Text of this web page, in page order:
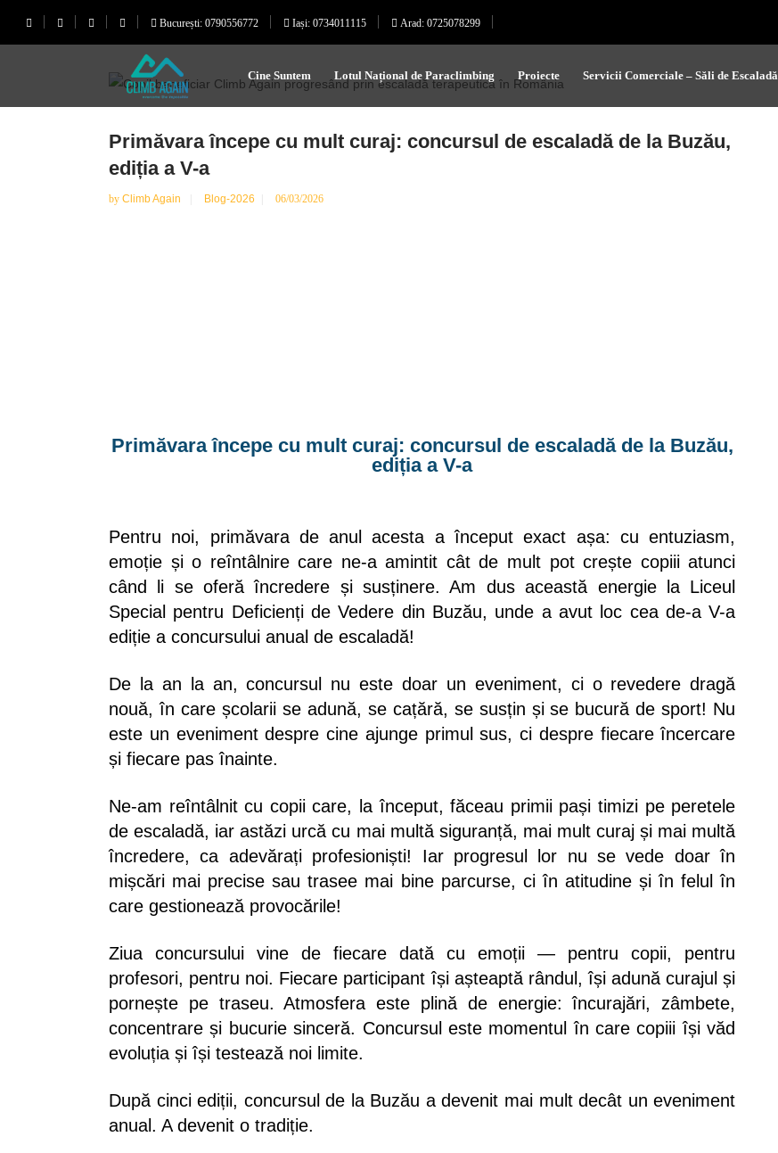
București: 0790556772 Iași: 0734011115 Arad: 0725078299
Cine Suntem Lotul Național de Paraclimbing Proiecte Servicii Comerciale – Săli de Escaladă
Primăvara începe cu mult curaj: concursul de escaladă de la Buzău,
ediția a V-a
by Climb Again Blog-2026 06/03/2026
Primăvara începe cu mult curaj: concursul de escaladă de la Buzău,
ediția a V-a
Pentru noi, primăvara de anul acesta a început exact așa: cu entuziasm,
emoție și o reîntâlnire care ne-a amintit cât de mult pot crește copiii atunci
când li se oferă încredere și susținere. Am dus această energie la Liceul
Special pentru Deficienți de Vedere din Buzău, unde a avut loc cea de-a V-a
ediție a concursului anual de escaladă!
De la an la an, concursul nu este doar un eveniment, ci o revedere dragă
nouă, în care școlarii se adună, se cațără, se susțin și se bucură de sport! Nu
este un eveniment despre cine ajunge primul sus, ci despre fiecare încercare
și fiecare pas înainte.
Ne-am reîntâlnit cu copii care, la început, făceau primii pași timizi pe peretele
de escaladă, iar astăzi urcă cu mai multă siguranță, mai mult curaj și mai multă
încredere, ca adevărați profesioniști! Iar progresul lor nu se vede doar în
mișcări mai precise sau trasee mai bine parcurse, ci în atitudine și în felul în
care gestionează provocările!
Ziua concursului vine de fiecare dată cu emoții — pentru copii, pentru
profesori, pentru noi. Fiecare participant își așteaptă rândul, își adună curajul și
pornește pe traseu. Atmosfera este plină de energie: încurajări, zâmbete,
concentrare și bucurie sinceră. Concursul este momentul în care copiii își văd
evoluția și își testează noi limite.
După cinci ediții, concursul de la Buzău a devenit mai mult decât un eveniment
anual. A devenit o tradiție.